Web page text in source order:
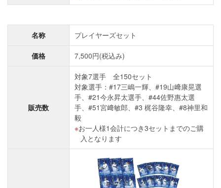
名称 プレイヤーズセット
価格 7,500円(税込み)
販売数
対象7選手 全150セット
対象選手：#17三嶋一輝、#19山﨑康晃選
手、#21今永昇太選手、#44佐野惠太選
手、#51宮﨑敏郎、#3 梶谷隆幸、#8神里和
毅
お一人様1会計につき3セットまでのご購
入となります